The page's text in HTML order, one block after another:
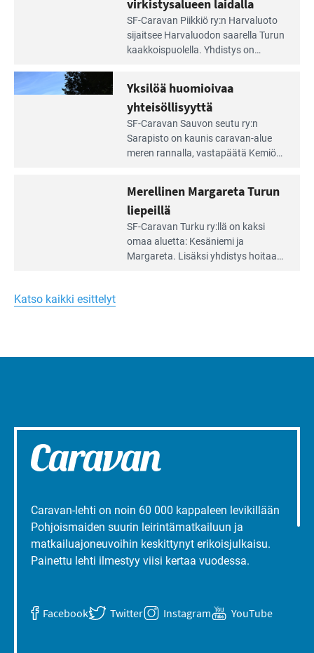
äärellä
ja
virkistysalueen laidalla
SF-Caravan Piikkiö ry:n Harvaluoto
sijait­see Harvaluodon saarella Turun
kaakkois­puolella. Yhdistys on
virkistysalueesta.
Yksilöä huomioivaa
yhteisöllisyyttä
SF-Caravan Sauvon seutu ry:n
Sarapisto on kaunis caravan-alue
meren rannalla, vasta­päätä Kemiön
kymmenen paikkaa ilman sähköä.
Turun
liepeillä
Merellinen Margareta Turun
liepeillä
SF-Caravan Turku ry:llä on kaksi
omaa aluet­ta: Kesäniemi ja
Margareta. Lisäksi yhdis­tys hoitaa
Katso kaikki esittelyt
Caravan-lehti on noin 60 000 kappaleen levikillään
Pohjoismaiden suurin leirintämatkailuun ja
matkailuajoneuvoihin keskittynyt erikoisjulkaisu.
Painettu lehti ilmestyy viisi kertaa vuodessa.
Facebook Twitter Instagram YouTube